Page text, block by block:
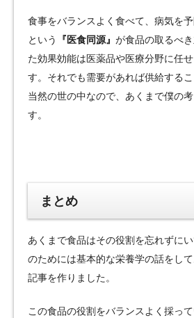
食事をバランスよく食べて、病気を
という
『医食同源』 が食品の取るべ
た効果効能は医薬品や医療分野に任
す。それでも需要があれば供給する
当然の世の中なので、あくまで僕の
す。
まとめ
あくまで食品はその役割を忘れずに
のためには基本的な栄養学の話をし
記事を作りました。
この食品の役割をバランスよく採っ